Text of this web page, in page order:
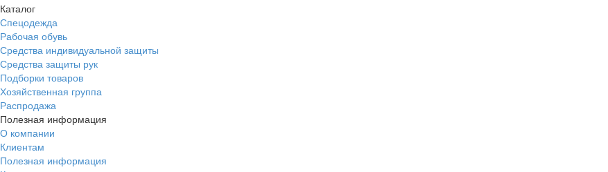
Каталог
Спецодежда
Рабочая обувь
Средства индивидуальной защиты
Средства защиты рук
Подборки товаров
Хозяйственная группа
Распродажа
Полезная информация
О компании
Клиентам
Полезная информация